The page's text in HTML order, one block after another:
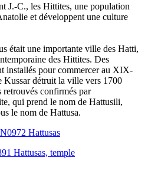
J.-C., les Hittites, une population
et développent une culture
était une importante ville des Hatti,
des Hittites. Des
installés pour commercer au XIX-
détruit la ville vers 1700
retrouvés confirmés par
qui prend le nom de Hattusili,
le nom de Hattusa.